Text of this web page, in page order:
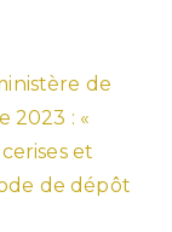
de
2023 : «
et
de dépôt